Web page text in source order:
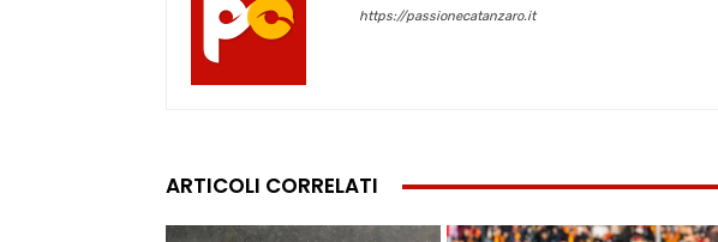
https://passionecatanzaro.it
ARTICOLI CORRELATI